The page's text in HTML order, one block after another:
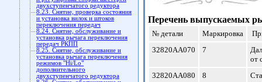
двухступенчатого редуктора
8.23. Снятие, проверка состояния
и установка вилок и штоков
переключения передач
8.24. Снятие, обслуживание и
установка рычага переключения
передач РКПП
8.25. Снятие, обслуживание и
установка рычага переключения
режимов "Hi/Lo"
дополнительного
двухступенчатого редуктора
Перечень выпускаемых
№ детали Маркировка
32820AA070
7
от
32820AA080
8